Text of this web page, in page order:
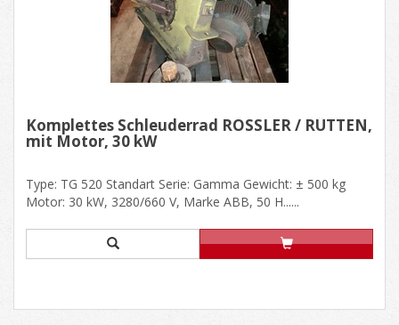
Komplettes Schleuderrad RÖSSLER / RÜTTEN,
mit Motor, 30 kW
Type: TG 520 Standart Serie: Gamma Gewicht: ± 500 kg
Motor: 30 kW, 3280/660 V, Marke ABB, 50 H......